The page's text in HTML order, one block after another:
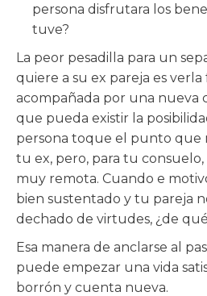
persona disfrutara los
tuve?
La peor pesadilla para un
quiere a su ex pareja es
acompañada por una nueva
que pueda existir la
persona toque el punto que
tu ex, pero, para tu
muy remota. Cuando e
bien sustentado y tu pareja
dechado de virtudes, ¿de
Esa manera de anclarse al
puede empezar una vida
borrón y cuenta nueva.